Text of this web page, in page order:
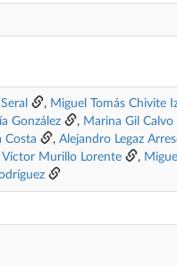
, Miguel Tomás Chivite
González , Marina Gil Calvo
Costa , Alejandro Legaz
Víctor Murillo Lorente ,